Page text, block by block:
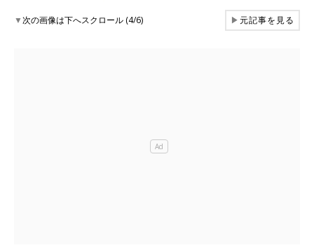
▼次の画像は下へスクロール (4/6) ▶元記事を見る